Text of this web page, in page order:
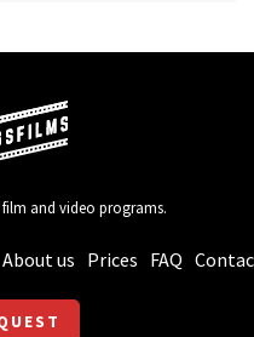
and video programs.
About us Prices FAQ